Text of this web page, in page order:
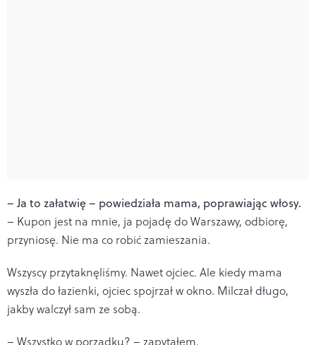
– Ja to załatwię – powiedziała mama, poprawiając włosy.
– Kupon jest na mnie, ja pojadę do Warszawy, odbiorę,
przyniosę. Nie ma co robić zamieszania.
Wszyscy przytaknęliśmy. Nawet ojciec. Ale kiedy mama
wyszła do łazienki, ojciec spojrzał w okno. Milczał długo,
jakby walczył sam ze sobą.
– Wszystko w porządku? – zapytałem.